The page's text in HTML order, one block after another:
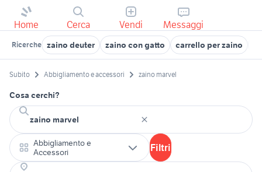
Home Cerca Vendi Messaggi
Ricerche zaino deuter zaino con gatto carrello per zaino
Subito Abbigliamento e accessori zaino marvel
Cosa cerchi?
Abbigliamento e
Accessori
Filtri